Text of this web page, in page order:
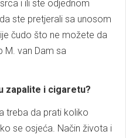
i ili ste odjednom
ste pretjerali sa unosom
čudo što ne možete da
M. van Dam sa
zapalite i cigaretu?
treba da prati koliko
se osjeća. Način života i